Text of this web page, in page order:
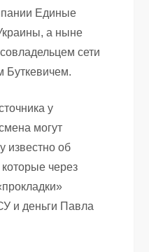
Единые
а ныне
сети
Буткевичем.
у
могут
известно об
через
и деньги Павла